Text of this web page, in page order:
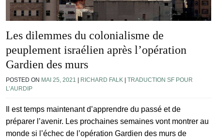
Les dilemmes du colonialisme de
peuplement israélien après l’opération
Gardien des murs
POSTED ON MAI 25, 2021 RICHARD FALK
TRADUCTION SF POUR
L’AURDIP
Il est temps maintenant d’apprendre du passé et de
préparer l’avenir. Les prochaines semaines vont montrer au
monde si l’échec de l’opération Gardien des murs de